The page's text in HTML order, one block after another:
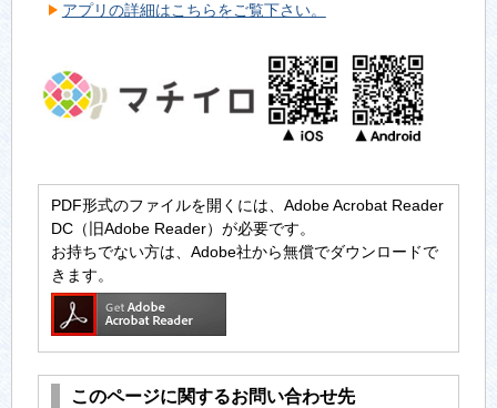
アプリの詳細はこちらをご覧下さい。
PDF形式のファイルを開くには、Adobe Acrobat Reader
DC（旧Adobe Reader）が必要です。
お持ちでない方は、Adobe社から無償でダウンロードで
きます。
このページに関するお問い合わせ先